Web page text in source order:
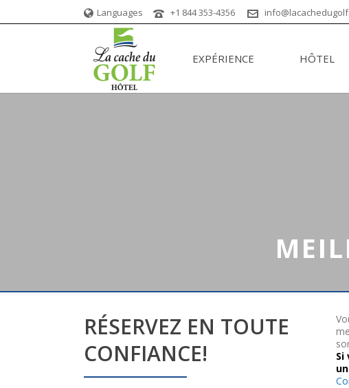
+1 844 353-4356
Languages
EXPÉRIENCE HÔTEL
RÉSERVEZ EN TOUTE
CONFIANCE!
Si